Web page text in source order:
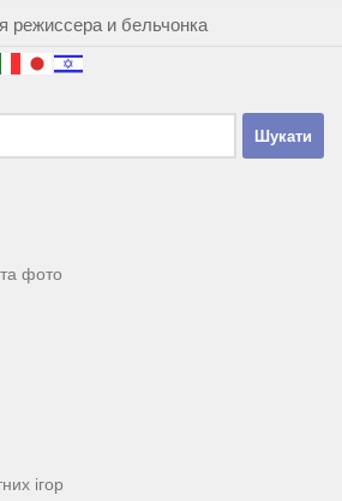
режиссера и бельчонка
фото
ігор